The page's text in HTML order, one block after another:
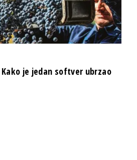
Kako je jedan softver ubrzao